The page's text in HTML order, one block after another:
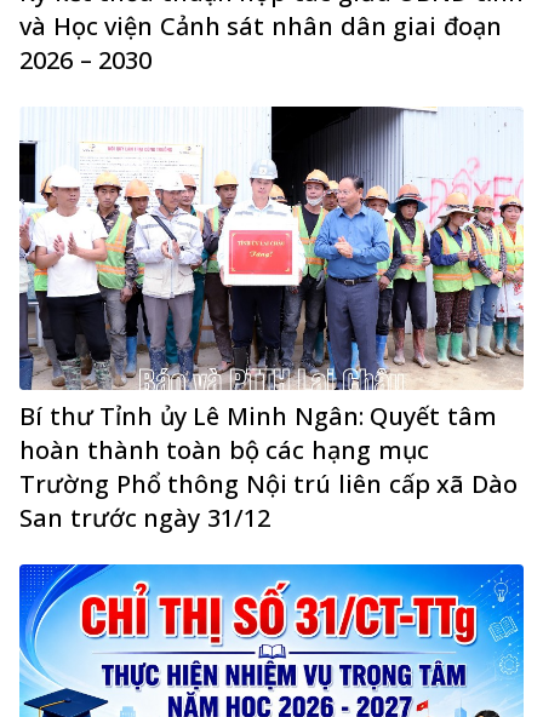
và Học viện Cảnh sát nhân dân giai đoạn
2026 – 2030
Bí thư Tỉnh ủy Lê Minh Ngân: Quyết tâm
hoàn thành toàn bộ các hạng mục
Trường Phổ thông Nội trú liên cấp xã Dào
San trước ngày 31/12